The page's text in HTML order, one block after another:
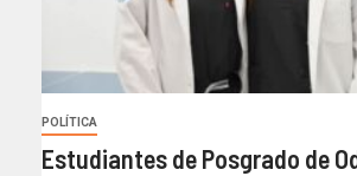
POLÍTICA
Estudiantes de Posgrado de